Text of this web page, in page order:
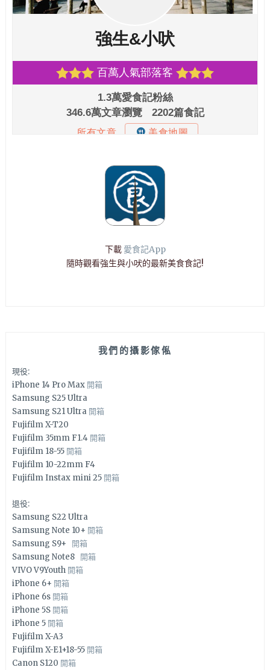
下載 愛食記App
隨時觀看強生與小吠的最新美食食記!
我們的攝影傢俬
現役:
iPhone 14 Pro Max 開箱
Samsung S25 Ultra
Samsung S21 Ultra 開箱
Fujifilm X-T20
Fujifilm 35mm F1.4 開箱
Fujifilm 18-55 開箱
Fujifilm 10-22mm F4
Fujifilm Instax mini 25 開箱
退役:
Samsung S22 Ultra
Samsung Note 10+ 開箱
Samsung S9+ 開箱
Samsung Note8 開箱
VIVO V9Youth 開箱
iPhone 6+ 開箱
iPhone 6s 開箱
iPhone 5S 開箱
iPhone 5 開箱
Fujifilm X-A3
Fujifilm X-E1+18-55 開箱
Canon S120 開箱